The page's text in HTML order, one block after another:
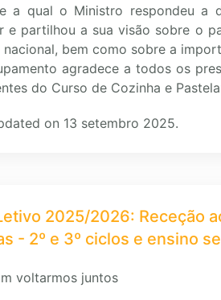
a qual o Ministro respondeu a
e partilhou a sua visão sobre o
nacional, bem como sobre a
agradece a todos os
do Curso de Cozinha e
on 13 setembro 2025.
2025/2026: Receção
- 2º e 3º ciclos e ensino